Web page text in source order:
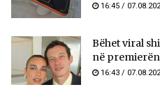
16:45 /
Bëhet viral
në premierën
16:43 /